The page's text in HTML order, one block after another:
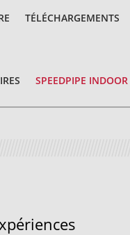
TÉLÉCHARGEMENTS
SPEEDPIPE INDOOR